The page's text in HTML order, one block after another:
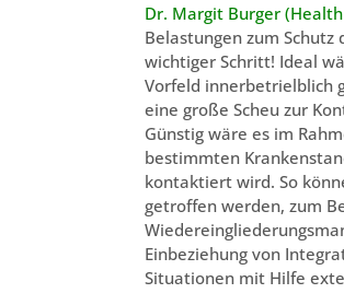
Dr. Margit Burger
Belastungen zum
wichtiger Schritt! Ideal
Vorfeld innerbetrielblich
eine große Scheu zur
Günstig wäre es im
bestimmten
kontaktiert wird. So
getroffen werden, zum
Einbeziehung von
Situationen mit Hilfe